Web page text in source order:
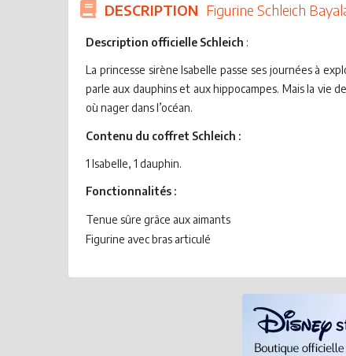
DESCRIPTION Figurine Schleich
Description officielle Schleich :
La princesse sirène Isabelle passe ses journées à
parle aux dauphins et aux hippocampes. Mais la vie
où nager dans l’océan.
Contenu du coffret Schleich :
1 Isabelle, 1 dauphin.
Fonctionnalités :
Tenue sûre grâce aux aimants
Figurine avec bras articulé